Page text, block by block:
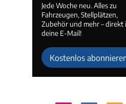
Jede Woche neu. Alles zu
Fahrzeugen, Stellplätzen,
Zubehör und mehr – direkt
deine E-Mail!
Kostenlos